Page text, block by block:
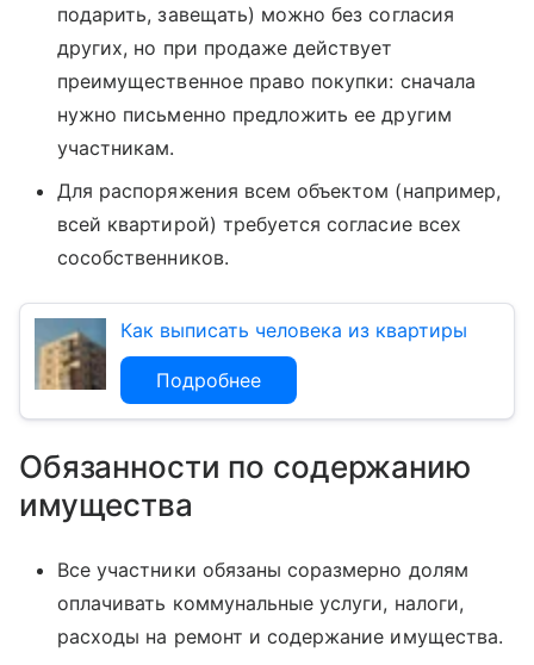
подарить, завещать) можно без согласия
других, но при продаже действует
преимущественное право покупки: сначала
нужно письменно предложить ее другим
участникам.
Для распоряжения всем объектом (например,
всей квартирой) требуется согласие всех
сособственников.
Как выписать человека из квартиры
Подробнее
Обязанности по содержанию
имущества
Все участники обязаны соразмерно долям
оплачивать коммунальные услуги, налоги,
расходы на ремонт и содержание имущества.